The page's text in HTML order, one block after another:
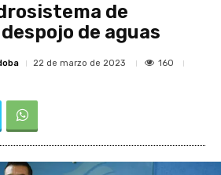
de
de aguas
22 de marzo de 2023
160